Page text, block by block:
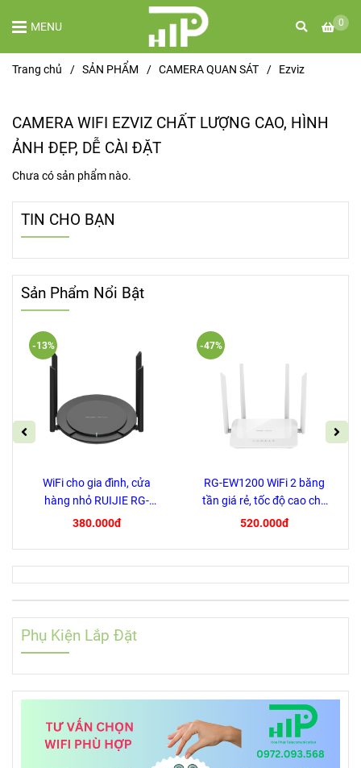
0
MENU
Trang chủ / SẢN PHẨM / CAMERA QUAN SÁT / Ezviz
CAMERA WIFI EZVIZ CHẤT LƯỢNG CAO, HÌNH
ẢNH ĐẸP, DỄ CÀI ĐẶT
Chưa có sản phẩm nào.
TIN CHO BẠN
Sản Phẩm Nổi Bật
WiFi cho gia đình, cửa
hàng nhỏ RUIJIE RG-
EW300 PRO
380.000đ
-13%
RG-EW1200 WiFi 2 băng
tần giá rẻ, tốc độ cao cho
Gia Đình, Cửa Hàng, Cafe
520.000đ
-47%
Phụ Kiện Lắp Đặt